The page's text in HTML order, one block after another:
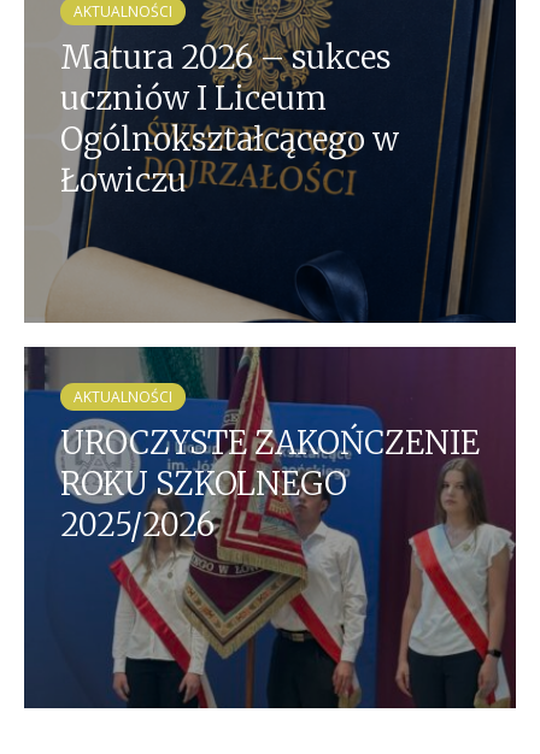
AKTUALNOŚCI
Matura 2026 – sukces
uczniów I Liceum
Ogólnokształcącego w
Łowiczu
AKTUALNOŚCI
UROCZYSTE ZAKOŃCZENIE
ROKU SZKOLNEGO
2025/2026